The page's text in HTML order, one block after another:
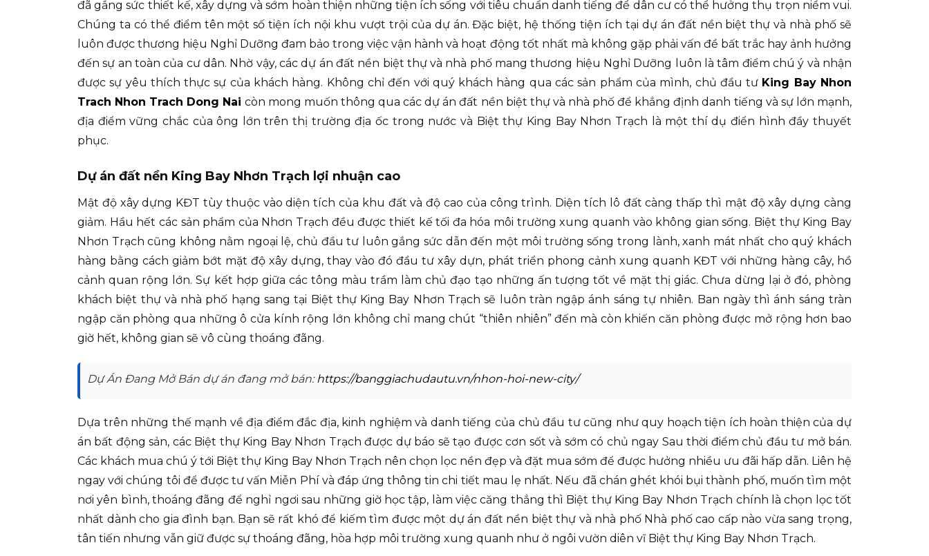
đã gắng sức thiết kế, xây dựng và sớm hoàn thiện những tiện ích sống với tiêu chuẩn danh tiếng để dân cư có thể hưởng thụ trọn niềm vui.
Chúng ta có thể điểm tên một số tiện ích nội khu vượt trội của dự án. Đặc biệt, hệ thống tiện ích tại dự án đất nền biệt thự và nhà phố sẽ
luôn được thương hiệu Nghỉ Dưỡng đam bảo trong việc vận hành và hoạt động tốt nhất mà không gặp phải vấn đề bất trắc hay ảnh hưởng
đến sự an toàn của cư dân. Nhờ vậy, các dự án đất nền biệt thự và nhà phố mang thương hiệu Nghỉ Dưỡng luôn là tâm điểm chú ý và nhận
được sự yêu thích thực sự của khách hàng. Không chỉ đến với quý khách hàng qua các sản phẩm của mình, chủ đầu tư King Bay Nhon
Trach Nhon Trach Dong Nai còn mong muốn thông qua các dự án đất nền biệt thự và nhà phố để khẳng định danh tiếng và sự lớn mạnh,
địa điểm vững chắc của ông lớn trên thị trường địa ốc trong nước và Biệt thự King Bay Nhơn Trạch là một thí dụ điển hình đầy thuyết
phục.
Dự án đất nền King Bay Nhơn Trạch lợi nhuận cao
Mật độ xây dựng KĐT tùy thuộc vào diện tích của khu đất và độ cao của công trình. Diện tích lô đất càng thấp thì mật độ xây dựng càng
giảm. Hầu hết các sản phẩm của Nhơn Trạch đều được thiết kế tối đa hóa môi trường xung quanh vào không gian sống. Biệt thự King Bay
Nhơn Trạch cũng không nằm ngoại lệ, chủ đầu tư luôn gắng sức dẫn đến một môi trường sống trong lành, xanh mát nhất cho quý khách
hàng bằng cách giảm bớt mặt độ xây dựng, thay vào đó đầu tư xây dựn, phát triển phong cảnh xung quanh KĐT với những hàng cây, hồ
cảnh quan rộng lớn. Sự kết hợp giữa các tông màu trầm làm chủ đạo tạo những ấn tượng tốt về mặt thị giác. Chưa dừng lại ở đó, phòng
khách biệt thự và nhà phố hạng sang tại Biệt thự King Bay Nhơn Trạch sẽ luôn tràn ngập ánh sáng tự nhiên. Ban ngày thì ánh sáng tràn
ngập căn phòng qua những ô cửa kính rộng lớn không chỉ mang chút “thiên nhiên” đến mà còn khiến căn phòng được mở rộng hơn bao
giờ hết, không gian sẽ vô cùng thoáng đãng.
Dự Án Đang Mở Bán dự án đang mở bán: https://banggiachudautu.vn/nhon-hoi-new-city/
Dựa trên những thế mạnh về địa điểm đắc địa, kinh nghiệm và danh tiếng của chủ đầu tư cũng như quy hoạch tiện ích hoàn thiện của dự
án bất động sản, các Biệt thự King Bay Nhơn Trạch được dự báo sẽ tạo được cơn sốt và sớm có chủ ngay Sau thời điểm chủ đầu tư mở bán.
Các khách mua chú ý tới Biệt thự King Bay Nhơn Trạch nên chọn lọc nền đẹp và đặt mua sớm để được hưởng nhiều ưu đãi hấp dẫn. Liên hệ
ngay với chúng tôi để được tư vấn Miễn Phí và đáp ứng thông tin chi tiết mau lẹ nhất. Nếu đã chán ghét khói bụi thành phố, muốn tìm một
nơi yên bình, thoáng đãng để nghỉ ngơi sau những giờ học tập, làm việc căng thẳng thì Biệt thự King Bay Nhơn Trạch chính là chọn lọc tốt
nhất dành cho gia đình bạn. Bạn sẽ rất khó để kiếm tìm được một dự án đất nền biệt thự và nhà phố Nhà phố cao cấp nào vừa sang trọng,
tân tiến nhưng vẫn giữ được sự thoáng đãng, hòa hợp môi trường xung quanh như ở ngôi vườn diên vĩ Biệt thự King Bay Nhơn Trạch.